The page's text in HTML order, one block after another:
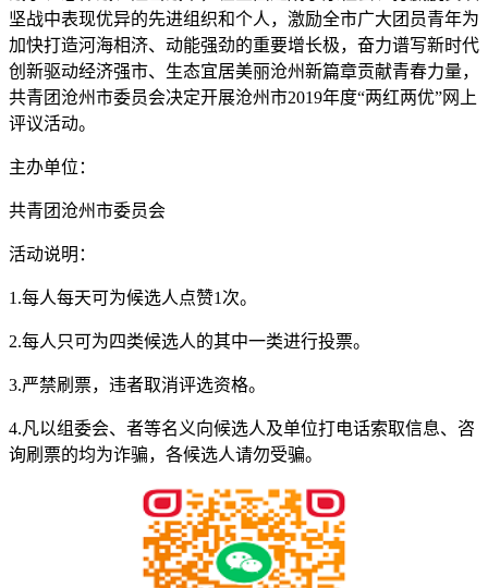
坚战中表现优异的先进组织和个人，激励全市广大团员青年为
加快打造河海相济、动能强劲的重要增长极，奋力谱写新时代
创新驱动经济强市、生态宜居美丽沧州新篇章贡献青春力量，
共青团沧州市委员会决定开展沧州市2019年度“两红两优”网上
评议活动。
主办单位：
共青团沧州市委员会
活动说明：
1.每人每天可为候选人点赞1次。
2.每人只可为四类候选人的其中一类进行投票。
3.严禁刷票，违者取消评选资格。
4.凡以组委会、者等名义向候选人及单位打电话索取信息、咨
询刷票的均为诈骗，各候选人请勿受骗。